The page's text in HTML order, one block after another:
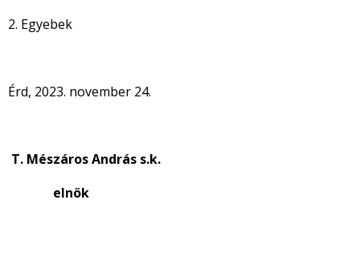
2. Egyebek
Érd, 2023. november 24.
T. Mészáros András s.k.
elnök